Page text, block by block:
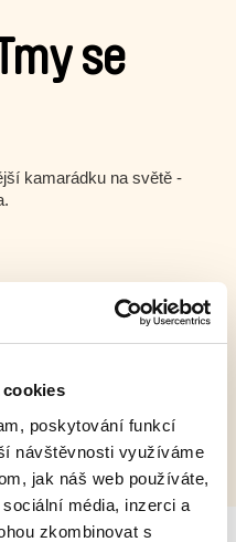
cookies
poskytování funkcí
návštěvnosti využíváme
jak náš web používáte,
média, inzerci a
zkombinovat s
se
kamarádku na světě -